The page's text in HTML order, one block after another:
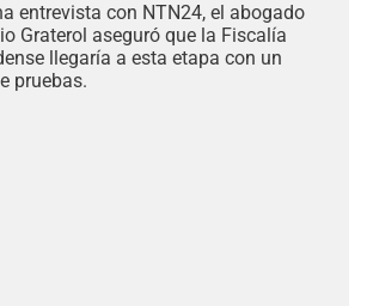
entrevista con NTN24, el abogado
Graterol aseguró que la Fiscalía
llegaría a esta etapa con un
pruebas.